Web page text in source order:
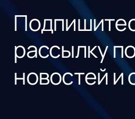
рассылку
новостей и